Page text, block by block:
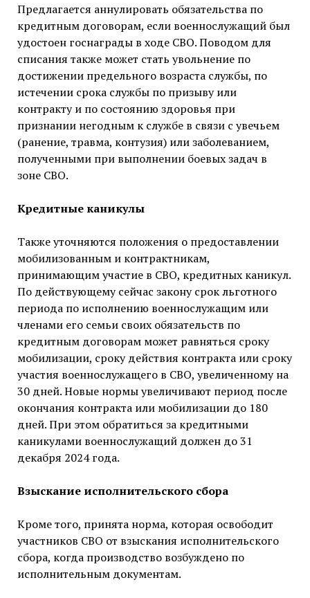
Предлагается аннулировать обязательства по
кредитным договорам, если военнослужащий был
удостоен госнаграды в ходе СВО. Поводом для
списания также может стать увольнение по
достижении предельного возраста службы, по
истечении срока службы по призыву или
контракту и по состоянию здоровья при
признании негодным к службе в связи с увечьем
(ранение, травма, контузия) или заболеванием,
полученными при выполнении боевых задач в
зоне СВО.
Кредитные каникулы
Также уточняются положения о предоставлении
мобилизованным и контрактникам,
принимающим участие в СВО, кредитных каникул.
По действующему сейчас закону срок льготного
периода по исполнению военнослужащим или
членами его семьи своих обязательств по
кредитным договорам может равняться сроку
мобилизации, сроку действия контракта или сроку
участия военнослужащего в СВО, увеличенному на
30 дней. Новые нормы увеличивают период после
окончания контракта или мобилизации до 180
дней. При этом обратиться за кредитными
каникулами военнослужащий должен до 31
декабря 2024 года.
Взыскание исполнительского сбора
Кроме того, принята норма, которая освободит
участников СВО от взыскания исполнительского
сбора, когда производство возбуждено по
исполнительным документам.